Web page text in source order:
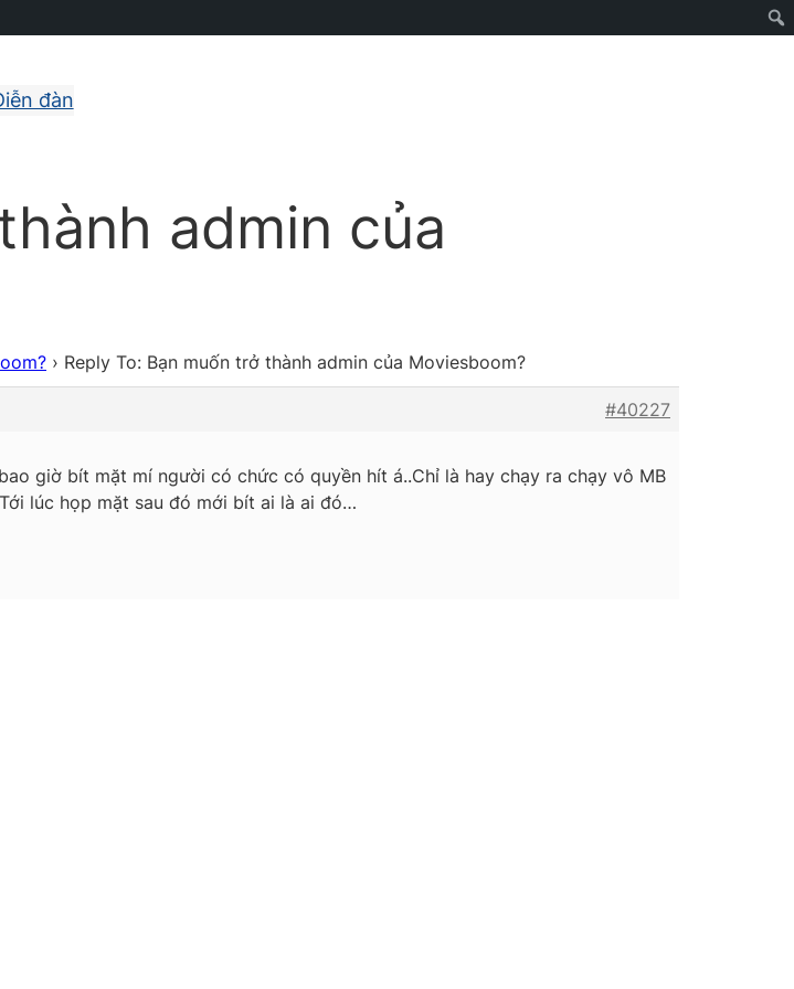
đàn
admin của
› Reply To: Bạn muốn trở thành admin của Moviesboom?
#40227
giờ bít mặt mí người có chức có quyền hít á..Chỉ là hay chạy ra chạy vô MB
lúc họp mặt sau đó mới bít ai là ai đó…